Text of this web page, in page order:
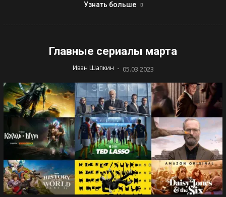
Узнать больше
Главные сериалы марта
Иван Шапкин - 05.03.2023